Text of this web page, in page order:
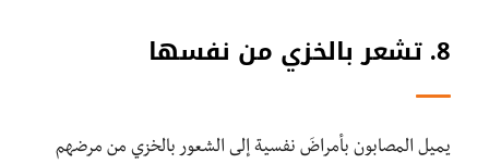
8. تشعر بالخزي من نفسها
يميل المصابون بأمراضَ نفسية إلى الشعور بالخزي من مرضهم